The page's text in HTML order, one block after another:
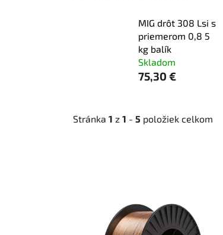
MIG drôt 308 Lsi s
priemerom 0,8 5
kg balík
Skladom
75,30 €
Stránka 1 z 1 - 5 položiek celkom